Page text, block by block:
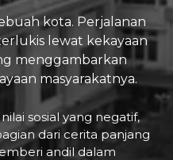
kota. Perjalanan
lewat kekayaan
menggambarkan
masyarakatnya.
sosial yang negatif,
dari cerita panjang
andil dalam